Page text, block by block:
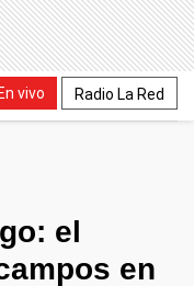
vivo Radio La Red
el
en